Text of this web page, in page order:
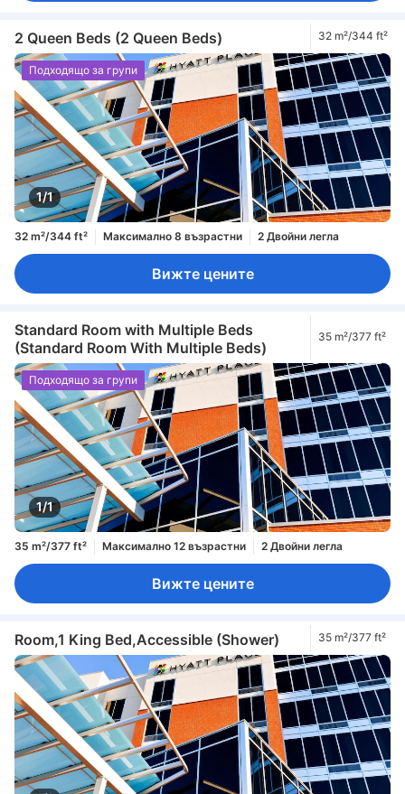
2 Queen Beds (2 Queen Beds) 32 m²/344 ft²
1/1
Подходящо за групи
32 m²/344 ft² Максимално 8 възрастни 2 Двойни легла
Вижте цените
Standard Room with Multiple Beds
(Standard Room With Multiple Beds)
35 m²/377 ft²
1/1
Подходящо за групи
35 m²/377 ft² Максимално 12 възрастни 2 Двойни легла
Вижте цените
Room,1 King Bed,Accessible (Shower) 35 m²/377 ft²